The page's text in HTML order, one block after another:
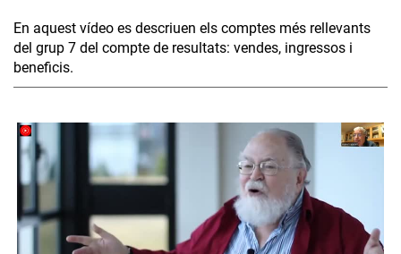
En aquest vídeo es descriuen els comptes més rellevants
del grup 7 del compte de resultats: vendes, ingressos i
beneficis.